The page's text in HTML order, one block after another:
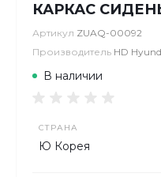
КАРКАС
Артикул ZUAQ-00092
Производитель HD
В наличии
СТРАНА
Ю Корея